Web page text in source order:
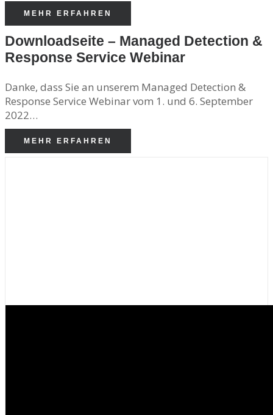
MEHR ERFAHREN
Downloadseite – Managed Detection &
Response Service Webinar
Danke, dass Sie an unserem Managed Detection &
Response Service Webinar vom 1. und 6. September
2022…
MEHR ERFAHREN